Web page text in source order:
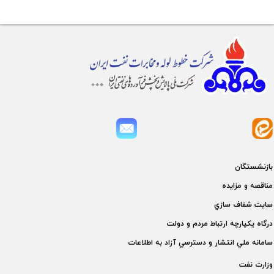
بازنشستگان
مناقصه و مزايده
سايت شفاف سازي
درگاه يكپارچه ارتباط مردم و دولت
سامانه ملي انتشار و دسترسي آزاد به اطلاعات
وزارت نفت